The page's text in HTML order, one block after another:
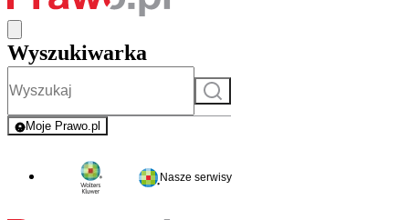
Wyszukiwarka
Szukaj
Moje Prawo.pl
- rejestracja i logowanie do serwisu
Nasze serwisy